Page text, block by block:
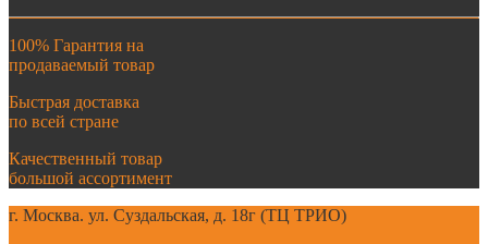
100% Гарантия на
продаваемый товар
Быстрая доставка
по всей стране
Качественный товар
большой ассортимент
г. Москва. ул. Суздальская, д. 18г (ТЦ ТРИО)